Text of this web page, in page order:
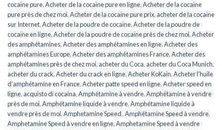
cocaïne pure,Acheter de la cocaïne pure en ligne,Acheter de la cocaïne
pure près de chez moi,Acheter de la cocaïne pure prix, acheter de la cocaïne
sur Internet,Acheter de la poudre de cocaïne,Acheter de la poudre de
cocaïne en ligne,Acheter de la poudre de cocaïne près de chez moi,Acheter
des amphétamines,Acheter des amphétamines en ligne,Acheter des
amphétamines Europe,Acheter des amphétamines France,Acheter des
amphétamines près de chez moi, acheter du Coca, acheter du Coca Munich,
acheter du crack,Acheter du crack en ligne,Acheter KoKain,Acheter l'huile
d'amphétamine en France,Acheter patte speed en ligne,Acheter speed en
ligne, acquisto di cocaina,Amphétamine à vendre,Amphétamine à vendre
près de moi,Amphétamine liquide à vendre,Amphétamine liquide à
vendre près de moi,Amphetamine Speed ​​​​,Amphétamine Speed ​​​​à vendre,
Amphetamine Speed ​​​​à vendre en ligne,Amphetamine Speed ​​​​à vendre